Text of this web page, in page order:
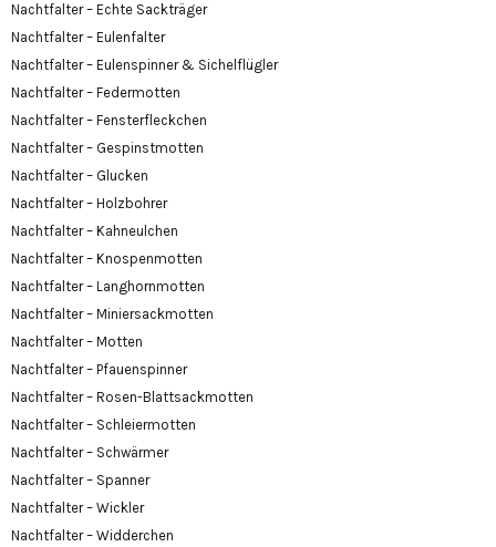
Nachtfalter – Echte Sackträger
Nachtfalter – Eulenfalter
Nachtfalter – Eulenspinner & Sichelflügler
Nachtfalter – Federmotten
Nachtfalter – Fensterfleckchen
Nachtfalter – Gespinstmotten
Nachtfalter – Glucken
Nachtfalter – Holzbohrer
Nachtfalter – Kahneulchen
Nachtfalter – Knospenmotten
Nachtfalter – Langhornmotten
Nachtfalter – Miniersackmotten
Nachtfalter – Motten
Nachtfalter – Pfauenspinner
Nachtfalter – Rosen-Blattsackmotten
Nachtfalter – Schleiermotten
Nachtfalter – Schwärmer
Nachtfalter – Spanner
Nachtfalter – Wickler
Nachtfalter – Widderchen